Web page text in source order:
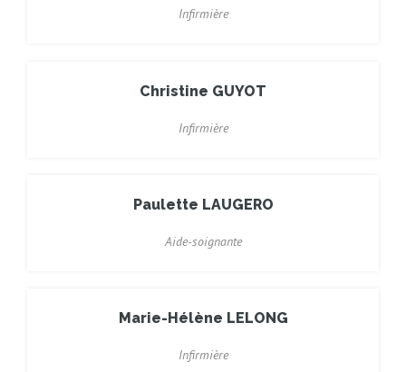
Infirmière
Christine GUYOT
Infirmière
Paulette LAUGERO
Aide-soignante
Marie-Hélène LELONG
Infirmière